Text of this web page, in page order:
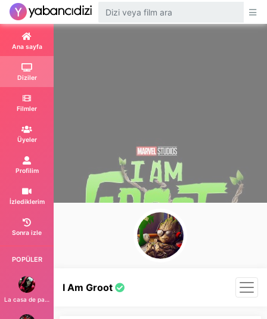
Ana sayfa
Diziler
Filmler
Üyeler
Profilim
İzlediklerim
Sonra izle
POPÜLER
La casa de papel
I Am Groot